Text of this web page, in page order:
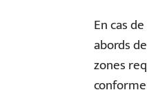
En cas
abords
zones